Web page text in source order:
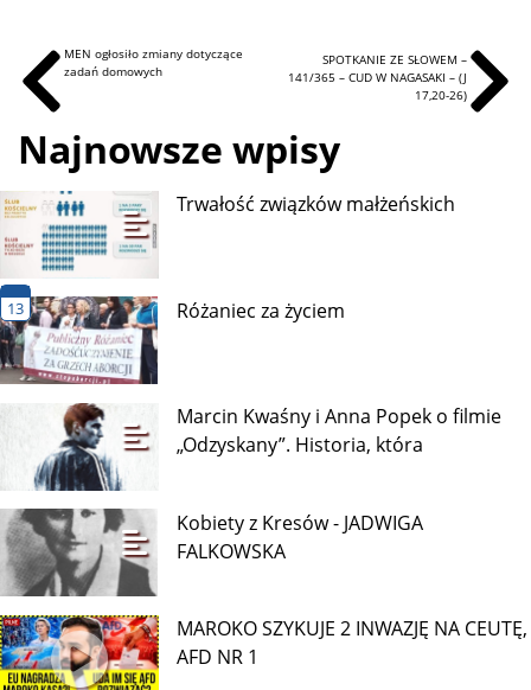
MEN ogłosiło zmiany dotyczące
zadań domowych
SPOTKANIE ZE SŁOWEM –
141/365 – CUD W NAGASAKI – (J
17,20-26)
Najnowsze wpisy
Trwałość związków małżeńskich
13 Różaniec za życiem
Marcin Kwaśny i Anna Popek o filmie
„Odzyskany”. Historia, która
Kobiety z Kresów - JADWIGA
FALKOWSKA
MAROKO SZYKUJE 2 INWAZJĘ NA CEUTĘ,
AFD NR 1